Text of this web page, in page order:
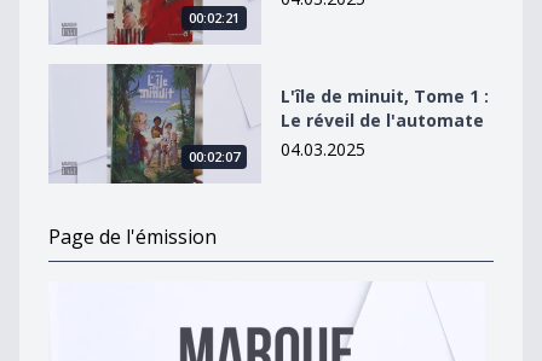
00:02:21
L&#039;île de minuit, Tome 1 : Le réveil de
00:02:07
L'île de minuit, Tome 1 :
Le réveil de l'automate
04.03.2025
Page de l'émission